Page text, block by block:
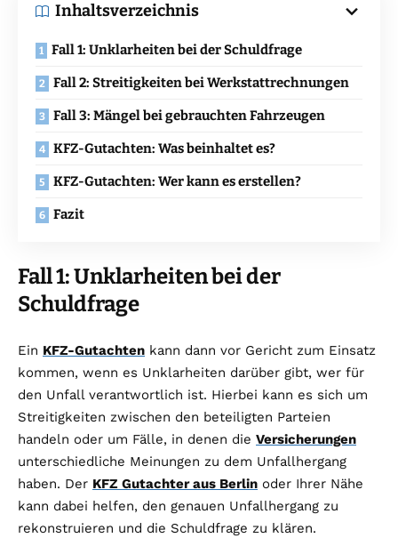
Inhaltsverzeichnis
Fall 1: Unklarheiten bei der Schuldfrage
Fall 2: Streitigkeiten bei Werkstattrechnungen
Fall 3: Mängel bei gebrauchten Fahrzeugen
KFZ-Gutachten: Was beinhaltet es?
KFZ-Gutachten: Wer kann es erstellen?
Fazit
Fall 1: Unklarheiten bei der
Schuldfrage
Ein KFZ-Gutachten kann dann vor Gericht zum Einsatz
kommen, wenn es Unklarheiten darüber gibt, wer für
den Unfall verantwortlich ist. Hierbei kann es sich um
Streitigkeiten zwischen den beteiligten Parteien
handeln oder um Fälle, in denen die Versicherungen
unterschiedliche Meinungen zu dem Unfallhergang
haben. Der KFZ Gutachter aus Berlin oder Ihrer Nähe
kann dabei helfen, den genauen Unfallhergang zu
rekonstruieren und die Schuldfrage zu klären.